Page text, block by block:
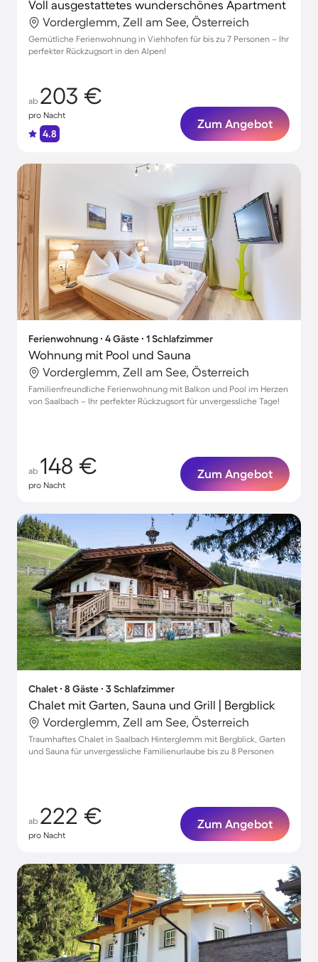
Voll ausgestattetes wunderschönes Apartment
Vorderglemm, Zell am See, Österreich
Gemütliche Ferienwohnung in Viehhofen für bis zu 7 Personen – Ihr
perfekter Rückzugsort in den Alpen!
ab 203 €
pro Nacht
4.8
Zum Angebot
Ferienwohnung ∙ 4 Gäste ∙ 1 Schlafzimmer
Wohnung mit Pool und Sauna
Vorderglemm, Zell am See, Österreich
Familienfreundliche Ferienwohnung mit Balkon und Pool im Herzen
von Saalbach – Ihr perfekter Rückzugsort für unvergessliche Tage!
ab 148 €
pro Nacht
Zum Angebot
Chalet ∙ 8 Gäste ∙ 3 Schlafzimmer
Chalet mit Garten, Sauna und Grill | Bergblick
Vorderglemm, Zell am See, Österreich
Traumhaftes Chalet in Saalbach Hinterglemm mit Bergblick, Garten
und Sauna für unvergessliche Familienurlaube bis zu 8 Personen
ab 222 €
pro Nacht
Zum Angebot